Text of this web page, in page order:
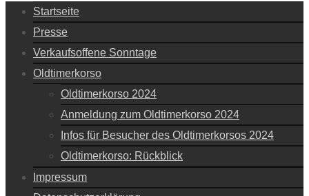
Startseite
Presse
Verkaufsoffene Sonntage
Oldtimerkorso
Oldtimerkorso 2024
Anmeldung zum Oldtimerkorso 2024
Infos für Besucher des Oldtimerkorsos 2024
Oldtimerkorso: Rückblick
Impressum